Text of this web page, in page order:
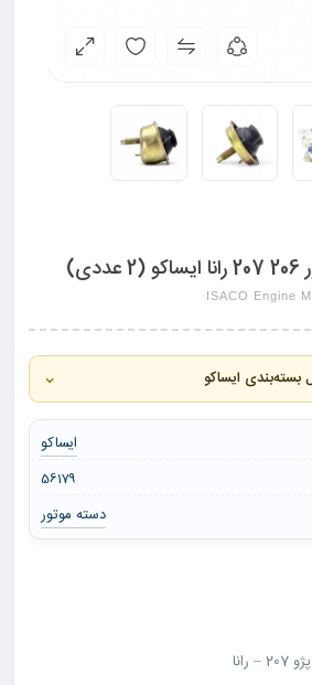
ISACO Engine
بسته‌بندی ایساکو ⌄
ایساکو
56179
دسته موتور